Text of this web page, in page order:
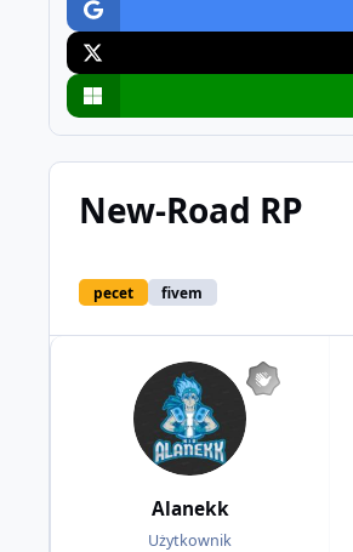
New-Road RP
pecet fivem
Alanekk
Użytkownik